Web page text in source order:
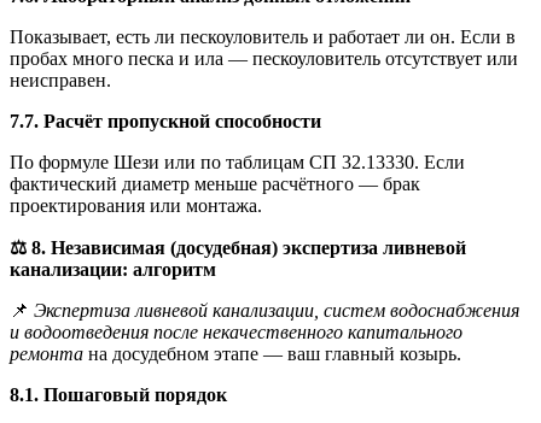
Показывает, есть ли пескоуловитель и работает ли он. Если в
пробах много песка и ила — пескоуловитель отсутствует или
неисправен.
7.7. Расчёт пропускной способности
По формуле Шези или по таблицам СП 32.13330. Если
фактический диаметр меньше расчётного — брак
проектирования или монтажа.
⚖️ 8. Независимая (досудебная) экспертиза ливневой
канализации: алгоритм
📌 Экспертиза ливневой канализации, систем водоснабжения
и водоотведения после некачественного капитального
ремонта на досудебном этапе — ваш главный козырь.
8.1. Пошаговый порядок